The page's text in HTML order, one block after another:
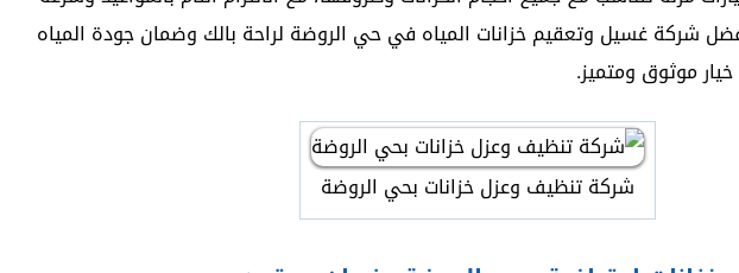
شركة غسيل وتعقيم خزانات المياه في حي الروضة لراحة بالك وضمان جودة المياه
موثوق ومتميز.
شركة تنظيف وعزل خزانات بحي الروضة